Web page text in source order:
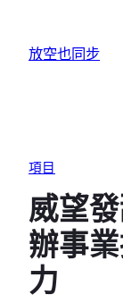
放空也同步
項目
威望
辦事
力